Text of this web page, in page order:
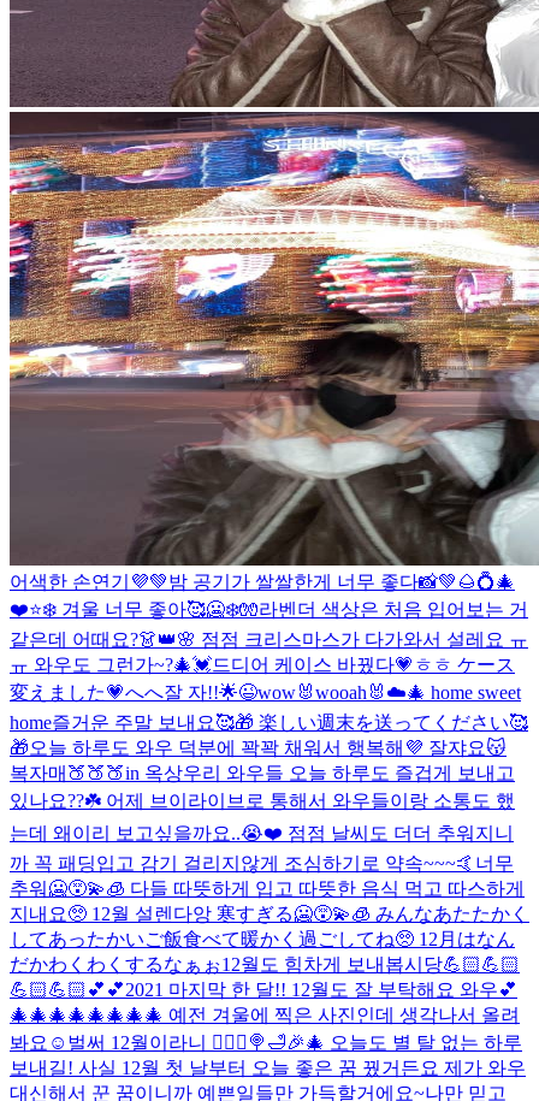
어색한 손연기💜💚밤 공기가 쌀쌀한게 너무 좋다📸💚 🌰💍🎄
❤️⭐️❄️ 겨울 너무 좋아🥰🥶❄️🧤라벤더 색상은 처음 입어보는 거
같은데 어때요?👗👑🌸 점점 크리스마스가 다가와서 설레요 ㅠ
ㅠ 와우도 그런가~?🎄💓드디어 케이스 바꿨다💗ㅎㅎ ケース
変えました💗へへ잘 자!!🌟😉wow🐰wooah 🐰☁️🎄 home sweet
home즐거운 주말 보내요🥰🎁 楽しい週末を送ってください🥰
🎁오늘 하루도 와우 덕분에 꽉꽉 채워서 행복해💜 잘쟈요😽
복자매🍑🍑🍑in 옥상우리 와우들 오늘 하루도 즐겁게 보내고
있나요??☘️ 어제 브이라이브로 통해서 와우들이랑 소통도 했
는데 왜이리 보고싶을까요..😭❤️ 점점 날씨도 더더 추워지니
까 꼭 패딩입고 감기 걸리지않게 조심하기로 약속~~~🤙 너무
추워🥶😵‍💫🧊 다들 따뜻하게 입고 따뜻한 음식 먹고 따스하게
지내요🥺 12월 설렌다앙 寒すぎる🥶😵‍💫🧊 みんなあたたかく
してあったかいご飯食べて暖かく過ごしてね🥺 12月はなん
だかわくわくするなぁぉ12월도 힘차게 보내봅시당💪🏻💪🏻
💪🏻💪🏻💕💕2021 마지막 한 달!! 12월도 잘 부탁해요 와우💕
🎄🎄🎄🎄🎄🎄🎄🎄 예전 겨울에 찍은 사진인데 생각나서 올려
봐요☺️ 벌써 12월이라니 🧚🏻‍♀️🍭🛁🎉🎄 오늘도 별 탈 없는 하루
보내길! 사실 12월 첫 날부터 오늘 좋은 꿈 꿨거든요 제가 와우
대신해서 꾼 꿈이니까 예쁜일들만 가득할거에요~나만 믿고